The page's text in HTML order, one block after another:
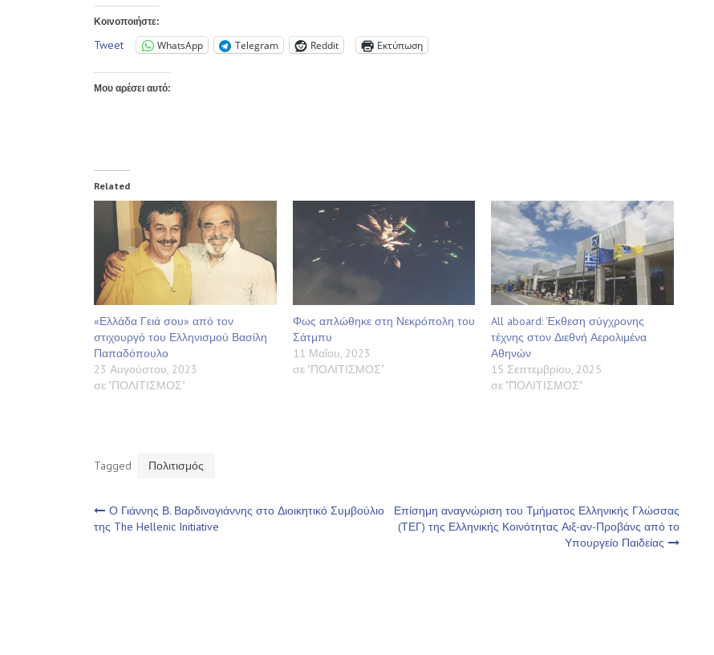
Κοινοποιήστε:
Tweet WhatsApp Telegram Reddit Εκτύπωση
Μου αρέσει αυτό:
Related
«Ελλάδα Γειά σου» από τον
στιχουργό του Ελληνισμού Βασίλη
Παπαδόπουλο
23 Αυγούστου, 2023
σε "ΠΟΛΙΤΙΣΜΟΣ"
Φως απλώθηκε στη Νεκρόπολη του
Σάτμπυ
11 Μαΐου, 2023
σε "ΠΟΛΙΤΙΣΜΟΣ"
All aboard: Έκθεση σύγχρονης
τέχνης στον Διεθνή Αερολιμένα
Αθηνών
15 Σεπτεμβρίου, 2025
σε "ΠΟΛΙΤΙΣΜΟΣ"
Tagged Πολιτισμός
Πλοήγηση
Ο Γιάννης Β. Βαρδινογιάννης στο Διοικητικό Συμβούλιο
της The Hellenic Initiative
Επίσημη αναγνώριση του Τμήματος Ελληνικής Γλώσσας
(ΤΕΓ) της Ελληνικής Κοινότητας Αιξ-αν-Προβάνς από το
Υπουργείο Παιδείας